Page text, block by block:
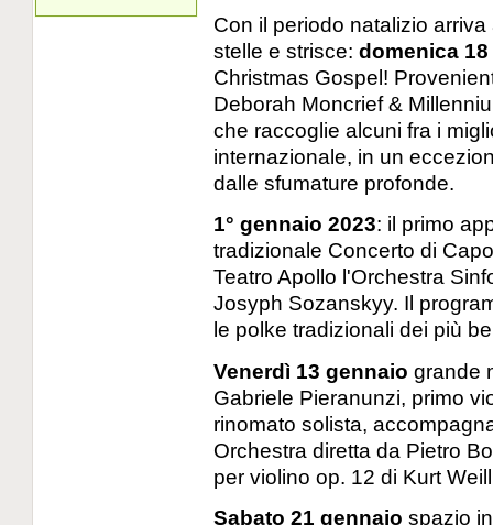
Con il periodo natalizio
stelle e strisce: domenica
Christmas Gospel!
Deborah Moncrief &
che raccoglie alcuni fra i
internazionale, in un
dalle sfumature profonde.
1° gennaio 2023: il primo
tradizionale Concerto di
Teatro Apollo l'Orchestra
Josyph Sozanskyy. Il
le polke tradizionali dei più
Venerdì 13 gennaio grande
Gabriele Pieranunzi, primo
rinomato solista,
Orchestra diretta da Pietro
per violino op. 12 di Kurt
Sabato 21 gennaio spazio